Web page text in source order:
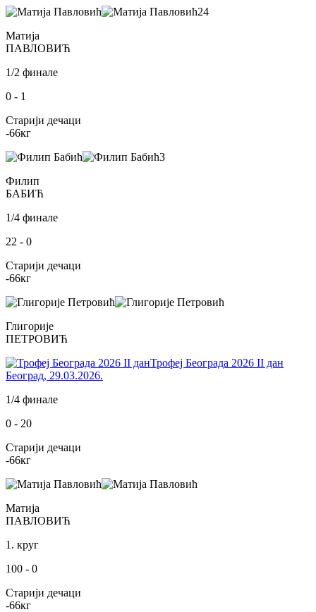
24
Матија
ПАВЛОВИЋ
1/2 финале
0 - 1
Старији дечаци
-66кг
3
Филип
БАБИЋ
1/4 финале
22 - 0
Старији дечаци
-66кг
Глигорије
ПЕТРОВИЋ
Трофеј Београда 2026 II дан
Београд, 29.03.2026.
1/4 финале
0 - 20
Старији дечаци
-66кг
Матија
ПАВЛОВИЋ
1. круг
100 - 0
Старији дечаци
-66кг